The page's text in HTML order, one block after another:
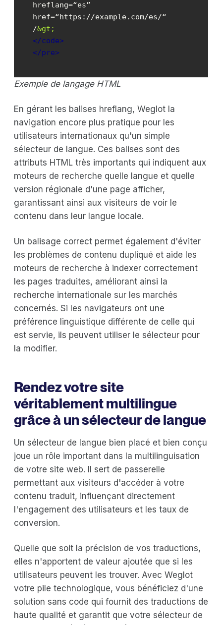
hreflang=“es”
href=“https://example.com/es/“
/&gt;
</code>
</pre>
Exemple de langage HTML
En gérant les balises hreflang, Weglot la
navigation encore plus pratique pour les
utilisateurs internationaux qu'un simple
sélecteur de langue. Ces balises sont des
attributs HTML très importants qui indiquent aux
moteurs de recherche quelle langue et quelle
version régionale d'une page afficher,
garantissant ainsi aux visiteurs de voir le
contenu dans leur langue locale.
Un balisage correct permet également d'éviter
les problèmes de contenu dupliqué et aide les
moteurs de recherche à indexer correctement
les pages traduites, améliorant ainsi la
recherche internationale sur les marchés
concernés. Si les navigateurs ont une
préférence linguistique différente de celle qui
est servie, ils peuvent utiliser le sélecteur pour
la modifier.
Rendez votre site
véritablement multilingue
grâce à un sélecteur de langue
Un sélecteur de langue bien placé et bien conçu
joue un rôle important dans la multilinguisation
de votre site web. Il sert de passerelle
permettant aux visiteurs d'accéder à votre
contenu traduit, influençant directement
l'engagement des utilisateurs et les taux de
conversion.
Quelle que soit la précision de vos traductions,
elles n'apportent de valeur ajoutée que si les
utilisateurs peuvent les trouver. Avec Weglot
votre pile technologique, vous bénéficiez d'une
solution sans code qui fournit des traductions de
haute qualité et garantit que votre sélecteur de